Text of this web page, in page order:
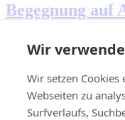
Begegnung auf
veröffentlicht [...]
Begegnung auf
Nächstes Spiel U15
Nächstes Spiel U12
Wir
Wir setzen
Webseiten zu
Surfverlaufs,